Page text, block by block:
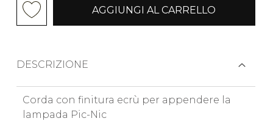
AGGIUNGI AL CARRELLO
DESCRIZIONE
Corda con finitura ecrù per appendere la
lampada Pic-Nic